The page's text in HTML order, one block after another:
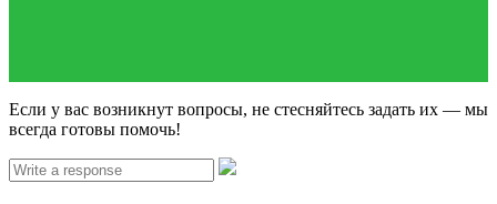
Если у вас возникнут вопросы, не стесняйтесь задать их — мы
всегда готовы помочь!